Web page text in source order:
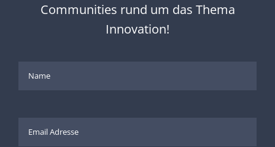
Communities rund um das Thema
Innovation!